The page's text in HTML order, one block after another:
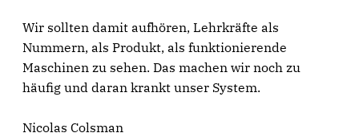
Wir sollten damit aufhören, Lehrkräfte als
Nummern, als Produkt, als funktionierende
Maschinen zu sehen. Das machen wir noch zu
häufig und daran krankt unser System.
Nicolas Colsman